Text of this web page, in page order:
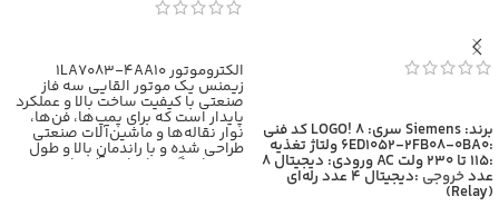
برند: Siemens سری: LOGO! 8 کد فنی
:6ED1052-2FB08-0BA0 ولتاژ تغذیه
:115 تا 230 ولت AC ورودی: دیجیتال 8
عددخروجی :دیجیتال 4 عدد رله‌ای
(Relay)
الکتروموتور 1LA7083-4AA10
زیمنس یک موتور القایی سه فاز
صنعتی با کیفیت ساخت بالا و عملکرد
پایدار است که برای پمپ‌ها، فن‌ها،
نوار نقاله‌ها و ماشین‌آلات صنعتی
طراحی شده و با راندمان بالا و طول
عمر زیاد، گزینه‌ای ایده‌آل برای